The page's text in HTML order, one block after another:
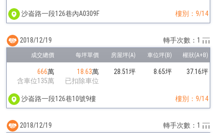
沙崙路一段126巷內A0309F 樓別：9/14
666萬
含車位135萬
18.63萬
已扣除車位
28.51坪 8.65坪 37.16坪
沙崙路一段126巷10號9樓 樓別：9/14
2018/12/19 轉手次數：1
2018/12/19 轉手次數：1